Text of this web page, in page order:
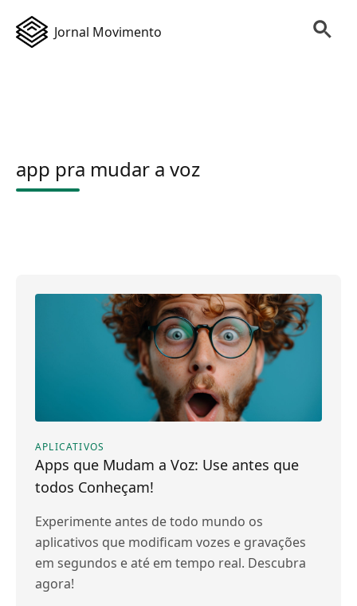
Jornal Movimento
app pra mudar a voz
APLICATIVOS
Apps que Mudam a Voz: Use antes que
todos Conheçam!
Experimente antes de todo mundo os
aplicativos que modificam vozes e gravações
em segundos e até em tempo real. Descubra
agora!